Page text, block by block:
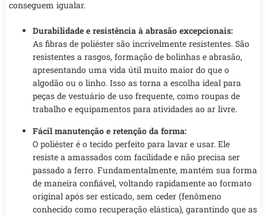
conseguem igualar.
Durabilidade e resistência à abrasão excepcionais:
As fibras de poliéster são incrivelmente resistentes. São
resistentes a rasgos, formação de bolinhas e abrasão,
apresentando uma vida útil muito maior do que o
algodão ou o linho. Isso as torna a escolha ideal para
peças de vestuário de uso frequente, como roupas de
trabalho e equipamentos para atividades ao ar livre.
Fácil manutenção e retenção da forma:
O poliéster é o tecido perfeito para lavar e usar. Ele
resiste a amassados com facilidade e não precisa ser
passado a ferro. Fundamentalmente, mantém sua forma
de maneira confiável, voltando rapidamente ao formato
original após ser esticado, sem ceder (fenômeno
conhecido como recuperação elástica), garantindo que as